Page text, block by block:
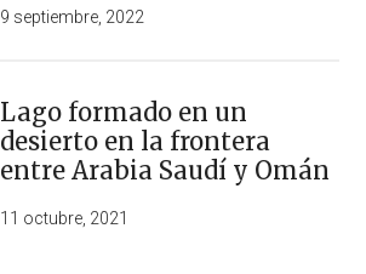
9 septiembre, 2022
Lago formado en un
desierto en la frontera
entre Arabia Saudí y Omán
11 octubre, 2021